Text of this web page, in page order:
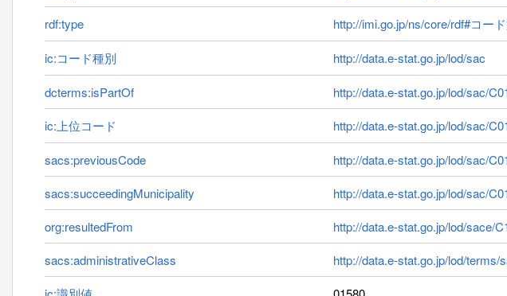
rdf:type
http://imi.go.jp/ns/core/rdf#コー
ic:コード種別 http://data.e-stat.go.jp/lod/sac
dcterms:isPartOf
http://data.e-stat.go.jp/lod/sac/
ic:上位コード
http://data.e-stat.go.jp/lod/sac/
sacs:previousCode
http://data.e-stat.go.jp/lod/sac/
sacs:succeedingMunicipality
http://data.e-stat.go.jp/lod/sac/
org:resultedFrom
http://data.e-stat.go.jp/lod/sace/
sacs:administrativeClass
http://data.e-stat.go.jp/lod/terms/